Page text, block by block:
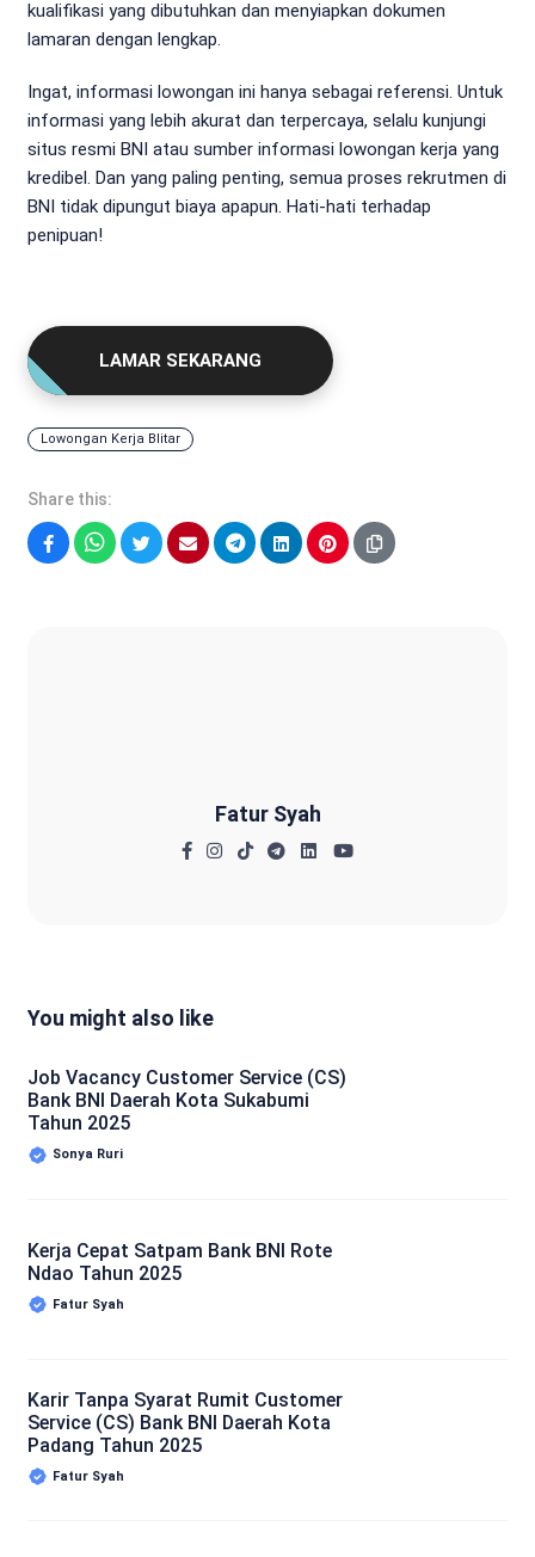
kualifikasi yang dibutuhkan dan menyiapkan dokumen
lamaran dengan lengkap.
Ingat, informasi lowongan ini hanya sebagai referensi. Untuk
informasi yang lebih akurat dan terpercaya, selalu kunjungi
situs resmi BNI atau sumber informasi lowongan kerja yang
kredibel. Dan yang paling penting, semua proses rekrutmen di
BNI tidak dipungut biaya apapun. Hati-hati terhadap
penipuan!
LAMAR SEKARANG
Lowongan Kerja Blitar
Share this:
Fatur Syah
You might also like
Job Vacancy Customer Service (CS)
Bank BNI Daerah Kota Sukabumi
Tahun 2025
Sonya Ruri
Kerja Cepat Satpam Bank BNI Rote
Ndao Tahun 2025
Fatur Syah
Karir Tanpa Syarat Rumit Customer
Service (CS) Bank BNI Daerah Kota
Padang Tahun 2025
Fatur Syah